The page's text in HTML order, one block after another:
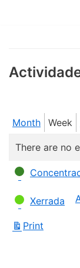
Month Week
There are no
Categories
Xerrada
Print